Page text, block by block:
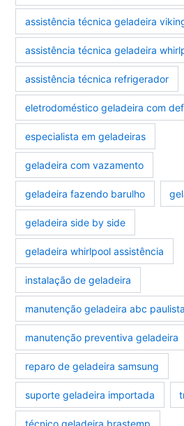
assistência técnica geladeira
assistência técnica geladeira
assistência técnica refrigerador
eletrodoméstico geladeira com
especialista em geladeiras
geladeira com vazamento
geladeira fazendo barulho
geladeira side by side
geladeira whirlpool assistência
instalação de geladeira
manutenção geladeira abc paulista
manutenção preventiva geladeira
reparo de geladeira samsung
suporte geladeira importada